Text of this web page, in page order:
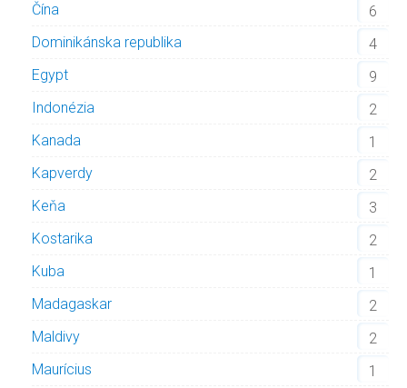
Čína
6
Dominikánska republika
4
Egypt
9
Indonézia
2
Kanada
1
Kapverdy
2
Keňa
3
Kostarika
2
Kuba
1
Madagaskar
2
Maldivy
2
Maurícius
1